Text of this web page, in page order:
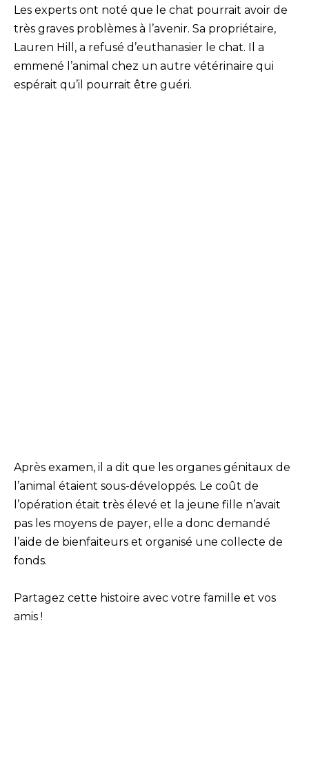
Les experts ont noté que le chat pourrait avoir de
très graves problèmes à l’avenir. Sa propriétaire,
Lauren Hill, a refusé d’euthanasier le chat. Il a
emmené l’animal chez un autre vétérinaire qui
espérait qu’il pourrait être guéri.
Après examen, il a dit que les organes génitaux de
l’animal étaient sous-développés. Le coût de
l’opération était très élevé et la jeune fille n’avait
pas les moyens de payer, elle a donc demandé
l’aide de bienfaiteurs et organisé une collecte de
fonds.
Partagez cette histoire avec votre famille et vos
amis !